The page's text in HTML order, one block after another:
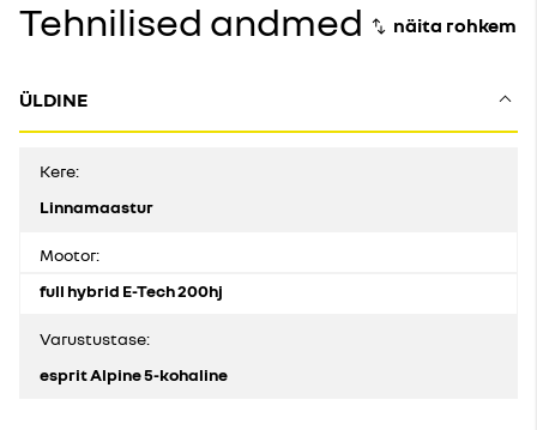
Tehnilised andmed
ÜLDINE
Kere:
Linnamaastur
Mootor:
full hybrid E-Tech 200hj
Varustustase:
esprit Alpine 5-kohaline